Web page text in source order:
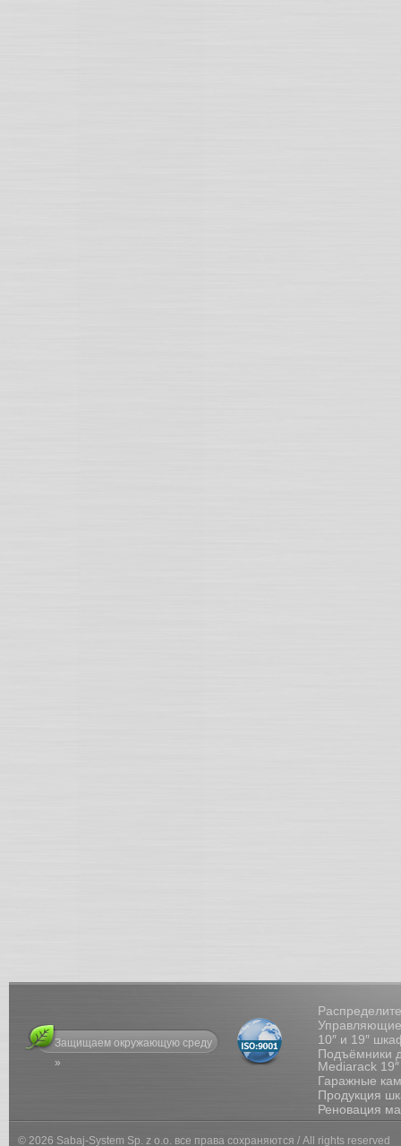
Защищаем окружающую среду
»
10″ и 19″
Подъёмники
Mediarack
Гаражные
Продукция
Реновация
© 2026 Sabaj-System Sp. z o.o. все права сохраняются / All rights reserved